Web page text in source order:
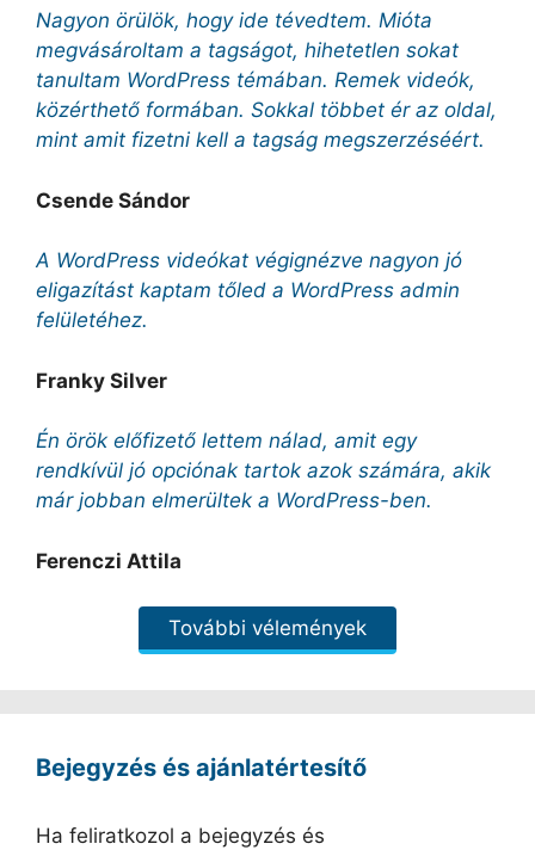
Nagyon örülök, hogy ide tévedtem. Mióta
megvásároltam a tagságot, hihetetlen sokat
tanultam WordPress témában. Remek videók,
közérthető formában. Sokkal többet ér az oldal,
mint amit fizetni kell a tagság megszerzéséért.
Csende Sándor
A WordPress videókat végignézve nagyon jó
eligazítást kaptam tőled a WordPress admin
felületéhez.
Franky Silver
Én örök előfizető lettem nálad, amit egy
rendkívül jó opciónak tartok azok számára, akik
már jobban elmerültek a WordPress-ben.
Ferenczi Attila
További vélemények
Bejegyzés és ajánlatértesítő
Ha feliratkozol a bejegyzés és